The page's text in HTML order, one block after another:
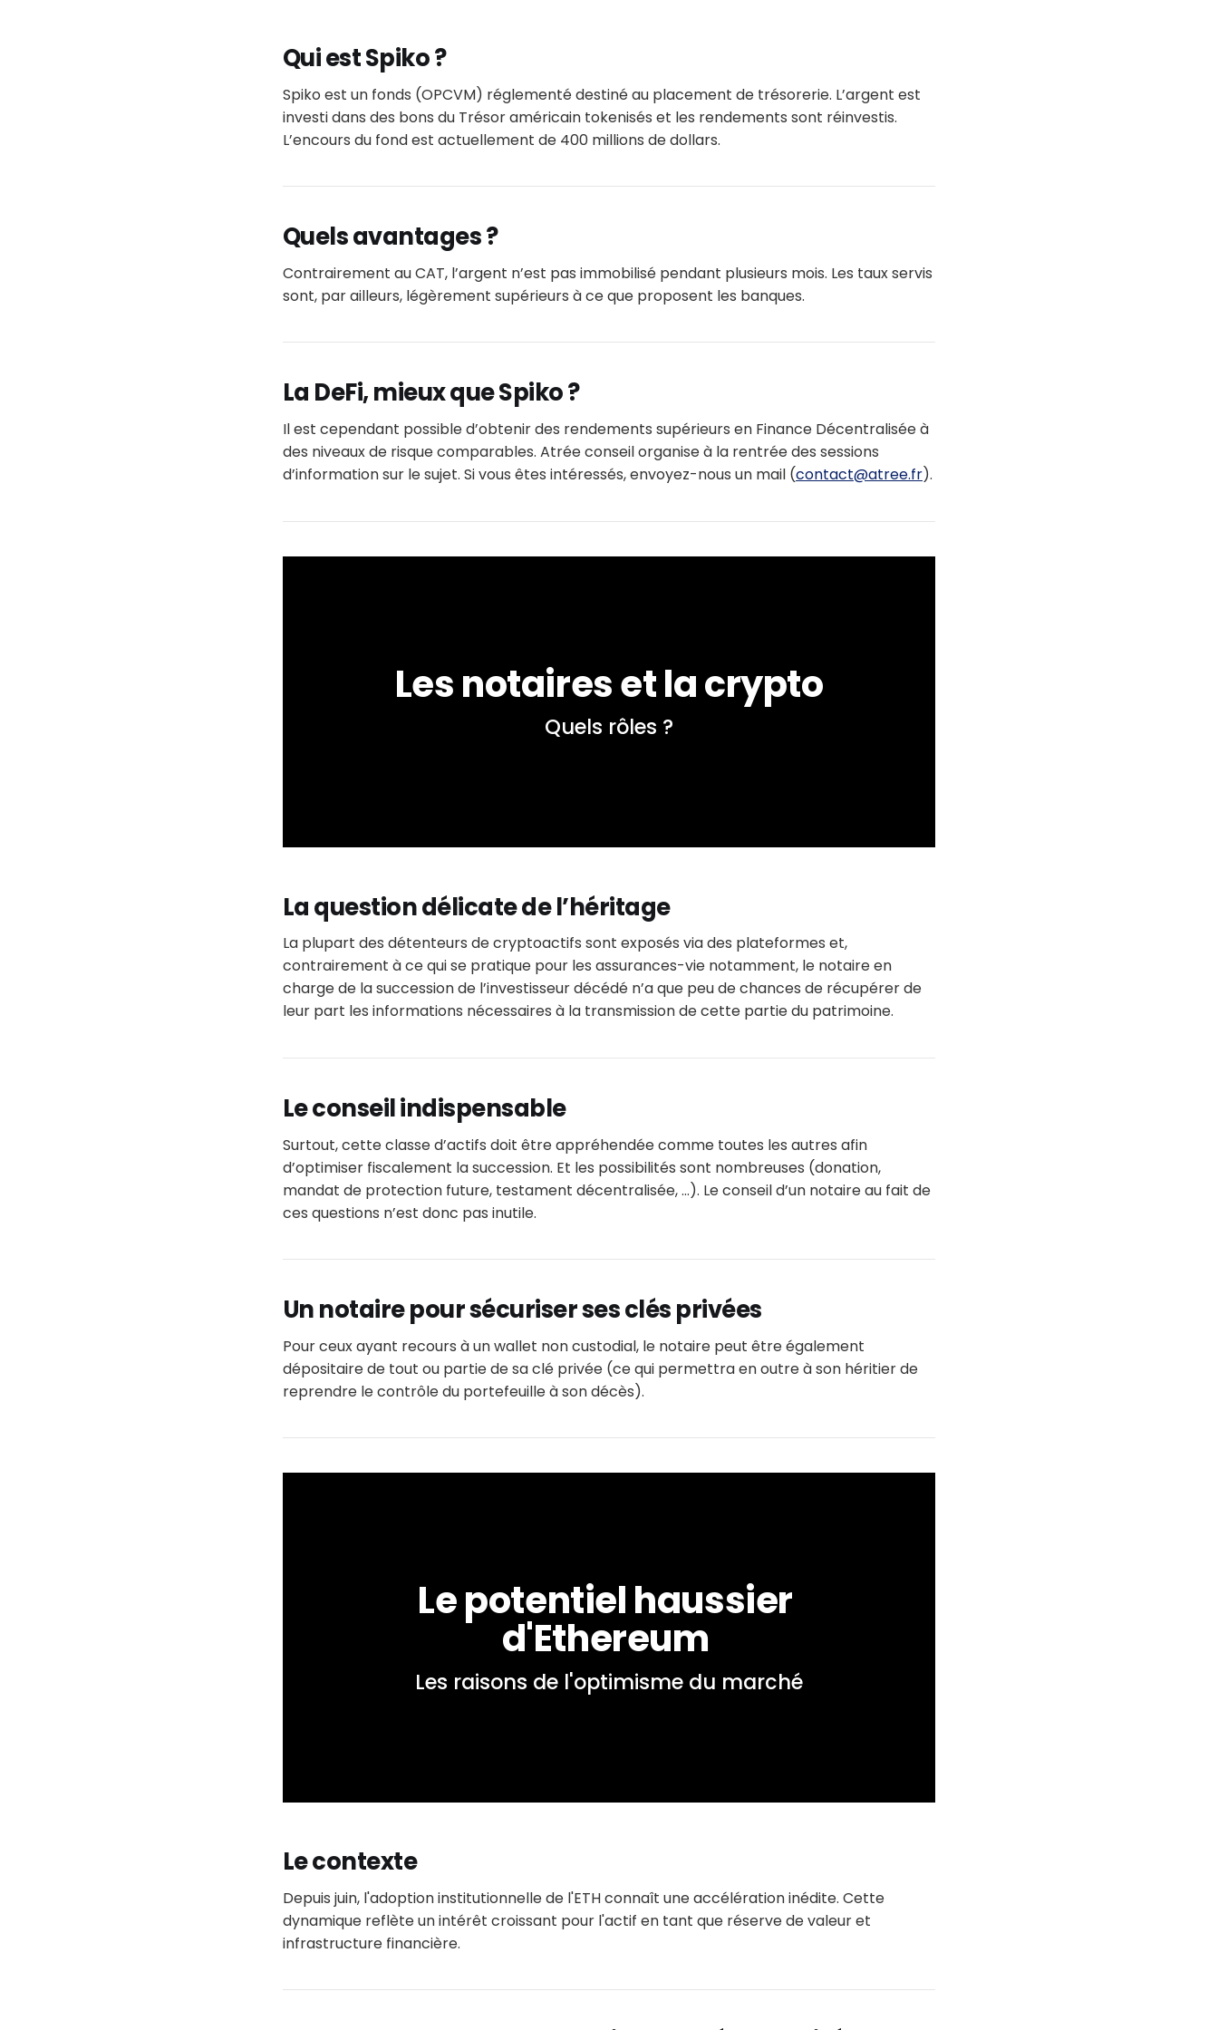
Qui est Spiko ?
Spiko est un fonds (OPCVM) réglementé destiné au placement de trésorerie. L’argent est
investi dans des bons du Trésor américain tokenisés et les rendements sont réinvestis.
L’encours du fond est actuellement de 400 millions de dollars.
Quels avantages ?
Contrairement au CAT, l’argent n’est pas immobilisé pendant plusieurs mois. Les taux servis
sont, par ailleurs, légèrement supérieurs à ce que proposent les banques.
La DeFi, mieux que Spiko ?
Il est cependant possible d’obtenir des rendements supérieurs en Finance Décentralisée à
des niveaux de risque comparables. Atrée conseil organise à la rentrée des sessions
d’information sur le sujet. Si vous êtes intéressés, envoyez-nous un mail (contact@atree.fr).
Les notaires et la crypto
Quels rôles ?
La question délicate de l’héritage
La plupart des détenteurs de cryptoactifs sont exposés via des plateformes et,
contrairement à ce qui se pratique pour les assurances-vie notamment, le notaire en
charge de la succession de l’investisseur décédé n’a que peu de chances de récupérer de
leur part les informations nécessaires à la transmission de cette partie du patrimoine.
Le conseil indispensable
Surtout, cette classe d’actifs doit être appréhendée comme toutes les autres afin
d’optimiser fiscalement la succession. Et les possibilités sont nombreuses (donation,
mandat de protection future, testament décentralisée, …). Le conseil d’un notaire au fait de
ces questions n’est donc pas inutile.
Un notaire pour sécuriser ses clés privées
Pour ceux ayant recours à un wallet non custodial, le notaire peut être également
dépositaire de tout ou partie de sa clé privée (ce qui permettra en outre à son héritier de
reprendre le contrôle du portefeuille à son décès).
Le potentiel haussier
d'Ethereum
Les raisons de l'optimisme du marché
Le contexte
Depuis juin, l'adoption institutionnelle de l'ETH connaît une accélération inédite. Cette
dynamique reflète un intérêt croissant pour l'actif en tant que réserve de valeur et
infrastructure financière.